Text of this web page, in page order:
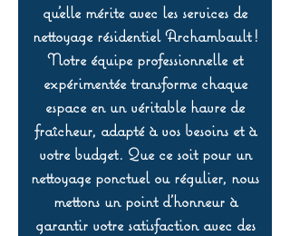
qu’elle mérite avec les services de
nettoyage résidentiel Archambault !
Notre équipe professionnelle et
expérimentée transforme chaque
espace en un véritable havre de
fraîcheur, adapté à vos besoins et à
votre budget. Que ce soit pour un
nettoyage ponctuel ou régulier, nous
mettons un point d’honneur à
garantir votre satisfaction avec des